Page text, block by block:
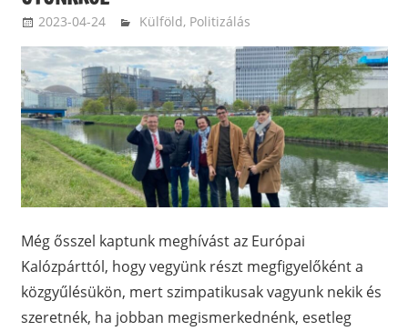
2023-04-24 balazssandorsandorbalazs
Külföld, Politizálás
Még ősszel kaptunk meghívást az Európai
Kalózpárttól, hogy vegyünk részt megfigyelőként a
közgyűlésükön, mert szimpatikusak vagyunk nekik és
szeretnék, ha jobban megismerkednénk, esetleg